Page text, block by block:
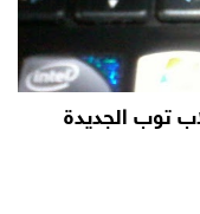
توب الجديدة